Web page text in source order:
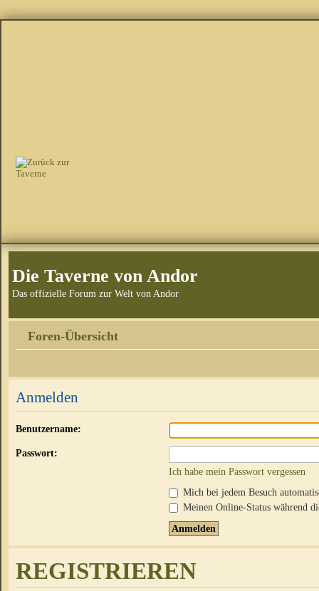
Die Taverne von Andor
Das offizielle Forum zur Welt von Andor
Foren-Übersicht
Anmelden
Benutzername:
Passwort:
Ich habe mein Passwort vergessen
Mich bei jedem Besuch
Meinen Online-Status während
REGISTRIEREN